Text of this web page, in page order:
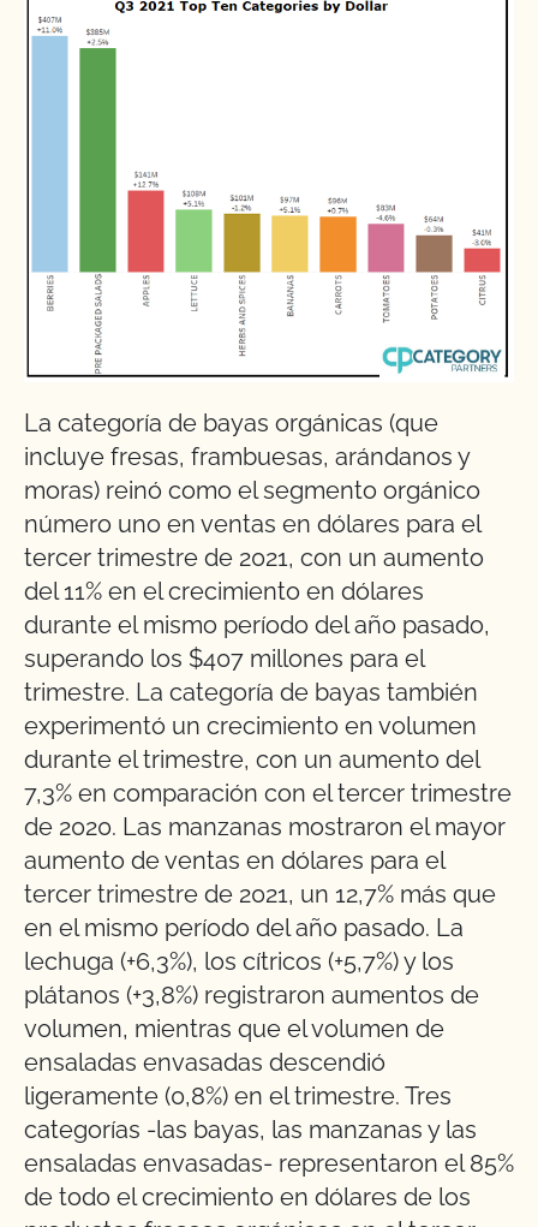
La categoría de bayas orgánicas (que
incluye fresas, frambuesas, arándanos y
moras) reinó como el segmento orgánico
número uno en ventas en dólares para el
tercer trimestre de 2021, con un aumento
del 11% en el crecimiento en dólares
durante el mismo período del año pasado,
superando los $407 millones para el
trimestre. La categoría de bayas también
experimentó un crecimiento en volumen
durante el trimestre, con un aumento del
7,3% en comparación con el tercer trimestre
de 2020. Las manzanas mostraron el mayor
aumento de ventas en dólares para el
tercer trimestre de 2021, un 12,7% más que
en el mismo período del año pasado. La
lechuga (+6,3%), los cítricos (+5,7%) y los
plátanos (+3,8%) registraron aumentos de
volumen, mientras que el volumen de
ensaladas envasadas descendió
ligeramente (0,8%) en el trimestre. Tres
categorías -las bayas, las manzanas y las
ensaladas envasadas- representaron el 85%
de todo el crecimiento en dólares de los